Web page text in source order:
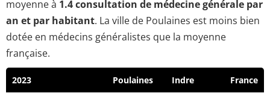
moyenne à 1.4 consultation de médecine générale par
an et par habitant. La ville de Poulaines est moins bien
dotée en médecins généralistes que la moyenne
française.
2023 Poulaines Indre France